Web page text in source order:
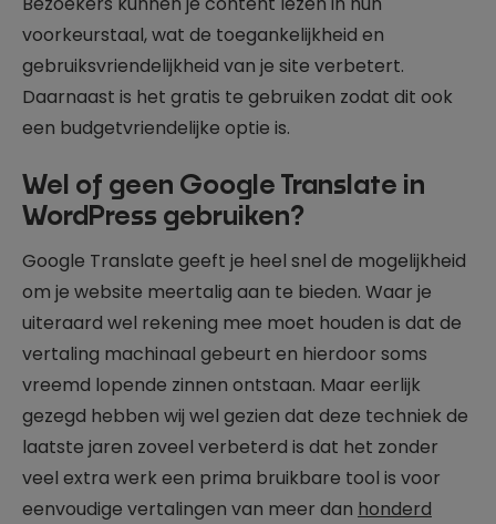
voorkeurstaal, wat de toegankelijkheid en
gebruiksvriendelijkheid van je site verbetert.
Daarnaast is het gratis te gebruiken zodat dit ook
een budgetvriendelijke optie is.
Wel of geen Google Translate in
WordPress gebruiken?
Google Translate geeft je heel snel de mogelijkheid
om je website meertalig aan te bieden. Waar je
uiteraard wel rekening mee moet houden is dat de
vertaling machinaal gebeurt en hierdoor soms
vreemd lopende zinnen ontstaan. Maar eerlijk
gezegd hebben wij wel gezien dat deze techniek de
laatste jaren zoveel verbeterd is dat het zonder
veel extra werk een prima bruikbare tool is voor
eenvoudige vertalingen van meer dan honderd